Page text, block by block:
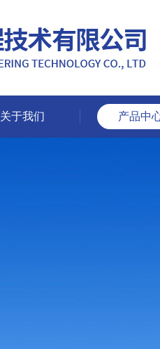
关于我们 产品中